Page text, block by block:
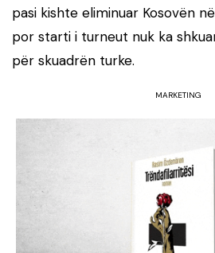
pasi kishte eliminuar Kosovën
por starti i turneut nuk ka
për skuadrën turke.
MARKETING